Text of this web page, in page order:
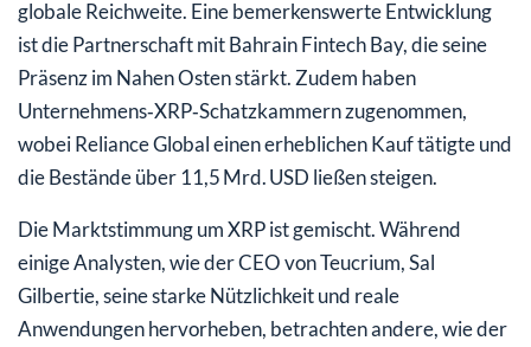
globale Reichweite. Eine bemerkenswerte Entwicklung
ist die Partnerschaft mit Bahrain Fintech Bay, die seine
Präsenz im Nahen Osten stärkt. Zudem haben
Unternehmens‑XRP‑Schatzkammern zugenommen,
wobei Reliance Global einen erheblichen Kauf tätigte und
die Bestände über 11,5 Mrd. USD ließen steigen.
Die Marktstimmung um XRP ist gemischt. Während
einige Analysten, wie der CEO von Teucrium, Sal
Gilbertie, seine starke Nützlichkeit und reale
Anwendungen hervorheben, betrachten andere, wie der